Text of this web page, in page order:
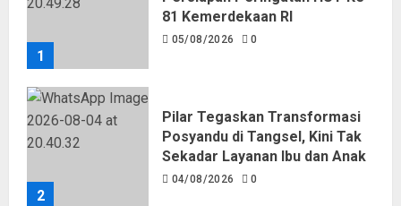
1
81 Kemerdekaan RI
05/08/2026 0
2
Pilar Tegaskan Transformasi
Posyandu di Tangsel, Kini Tak
Sekadar Layanan Ibu dan Anak
04/08/2026 0